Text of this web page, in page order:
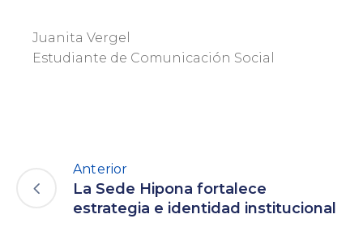
Juanita Vergel
Estudiante de Comunicación Social
Anterior
La Sede Hipona fortalece
estrategia e identidad institucional